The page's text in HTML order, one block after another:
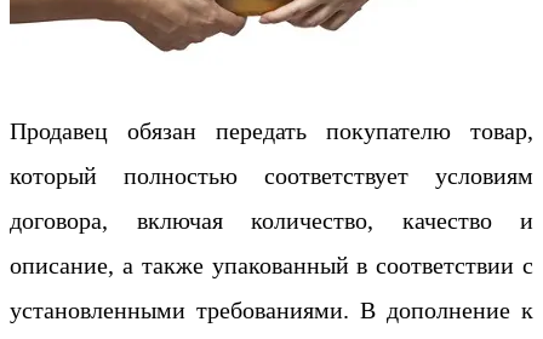
Продавец обязан передать покупателю товар,
который полностью соответствует условиям
договора, включая количество, качество и
описание, а также упакованный в соответствии с
установленными требованиями. В дополнение к